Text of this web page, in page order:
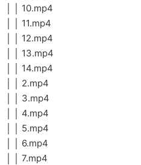
│ │ 10.mp4
│ │ 11.mp4
│ │ 12.mp4
│ │ 13.mp4
│ │ 14.mp4
│ │ 2.mp4
│ │ 3.mp4
│ │ 4.mp4
│ │ 5.mp4
│ │ 6.mp4
│ │ 7.mp4